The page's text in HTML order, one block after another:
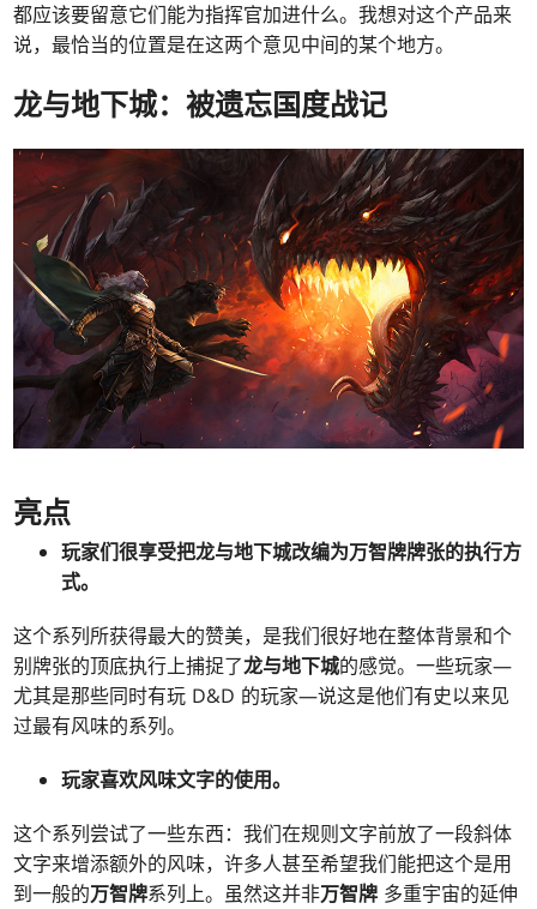
都应该要留意它们能为指挥官加进什么。我想对这个产品来
说，最恰当的位置是在这两个意见中间的某个地方。
龙与地下城：被遗忘国度战记
亮点
玩家们很享受把龙与地下城改编为万智牌牌张的执行方
式。
这个系列所获得最大的赞美，是我们很好地在整体背景和个
别牌张的顶底执行上捕捉了龙与地下城的感觉。一些玩家—
尤其是那些同时有玩 D&D 的玩家—说这是他们有史以来见
过最有风味的系列。
玩家喜欢风味文字的使用。
这个系列尝试了一些东西：我们在规则文字前放了一段斜体
文字来增添额外的风味，许多人甚至希望我们能把这个是用
到一般的万智牌系列上。虽然这并非万智牌 多重宇宙的延伸